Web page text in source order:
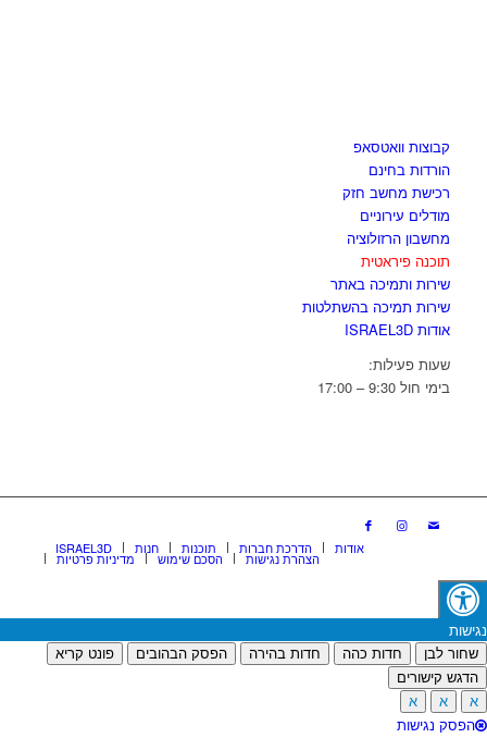
קבוצות וואטסאפ
הורדות בחינם
רכישת מחשב חזק
מודלים עירוניים
מחשבון הרזולוציה
תוכנה פיראטית
שירות ותמיכה באתר
שירות תמיכה בהשתלטות
אודות ISRAEL3D
שעות פעילות:
בימי חול 9:30 – 17:00
ISRAEL3D חנות תוכנות הדרכת חברות אודות
מדיניות פרטיות הסכם שימוש הצהרת נגישות
נגישות
שחור לבן חדות כהה חדות בהירה הפסק הבהובים
פונט קריא
הדגש קישורים
א
א א
הפסק נגישות